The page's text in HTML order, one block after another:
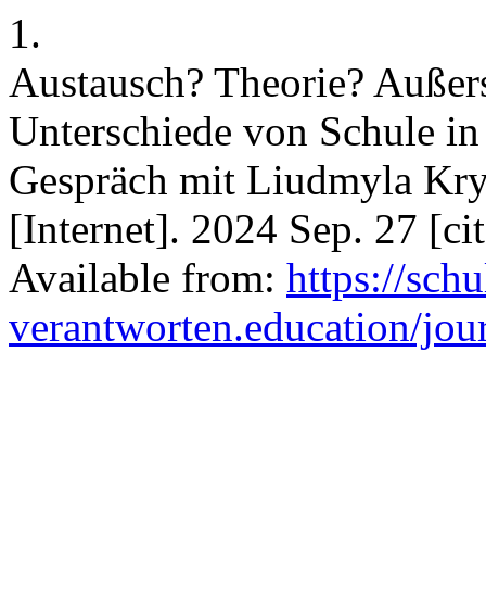
1.
Austausch? Theorie?
Unterschiede von Schule
Gespräch mit Liudmyla
[Internet]. 2024 Sep. 27
Available from: https://
verantworten.education/